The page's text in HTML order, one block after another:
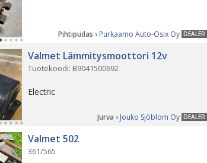
DEALER
Pihtipudas › Purkaamo Auto-Osix Oy
Valmet Lämmitysmoottori 12v
Tuotekoodi: B9041500692
Electric
DEALER
Jurva › Jouko Sjöblom Oy
Valmet 502
361/565